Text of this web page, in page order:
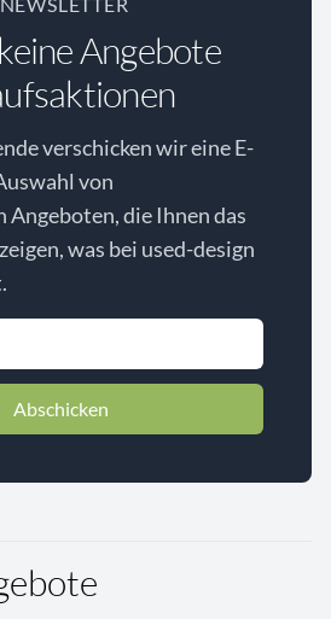
Angebote
verschicken wir eine E-
von
Angeboten, die Ihnen das
was bei used-design
Abschicken